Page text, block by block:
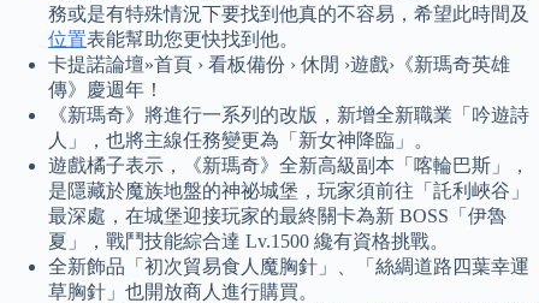
務或是有特殊情況下要找到他真的不容易，希望此時間及
位置表能幫助您更快找到他。
卡提諾論壇»首頁 › 看板備份 › 休閒 ›遊戲›《新瑪奇英雄
傳》慶週年！
《新瑪奇》將進行一系列的改版，新增全新職業「吟遊詩
人」，也將主線任務變更為「新女神降臨」。
遊戲橘子表示，《新瑪奇》全新高級副本「喀輪巴斯」，
是隱藏於魔族地盤的神祕城堡，玩家須前往「託利峽谷」
最深處，在城堡迎接玩家的最終關卡為新 BOSS「伊魯
夏」，戰鬥技能綜合達 Lv.1500 纔有資格挑戰。
全新飾品「初次貿易食人魔胸針」、「絲綢道路四葉幸運
草胸針」也開放商人進行購買。